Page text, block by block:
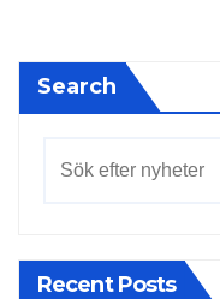
Search
Recent Posts